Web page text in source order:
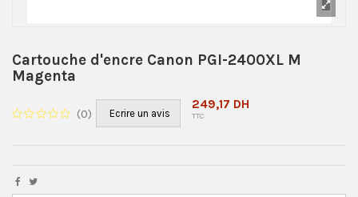
Cartouche d'encre Canon PGI-2400XL M
Magenta
(0) Ecrire un avis
249,17 DH
TTC